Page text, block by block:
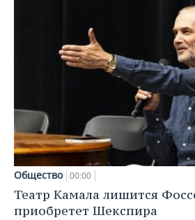
Общество 00:00
Театр Камала лишится
приобретет Шекспира